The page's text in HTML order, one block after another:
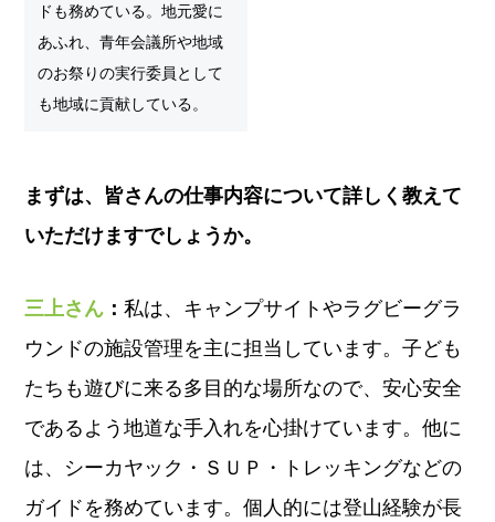
ドも務めている。地元愛に
あふれ、青年会議所や地域
のお祭りの実行委員として
も地域に貢献している。
まずは、皆さんの仕事内容について詳しく教えて
いただけますでしょうか。
三上さん ：私は、キャンプサイトやラグビーグラ
ウンドの施設管理を主に担当しています。子ども
たちも遊びに来る多目的な場所なので、安心安全
であるよう地道な手入れを心掛けています。他に
は、シーカヤック・ＳＵＰ・トレッキングなどの
ガイドを務めています。個人的には登山経験が長